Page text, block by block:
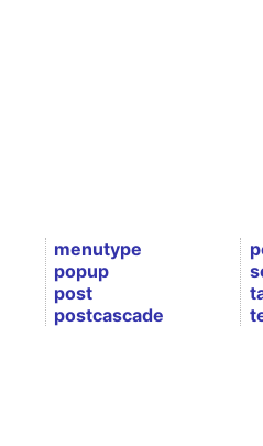
menutype
popup
post
postcascade